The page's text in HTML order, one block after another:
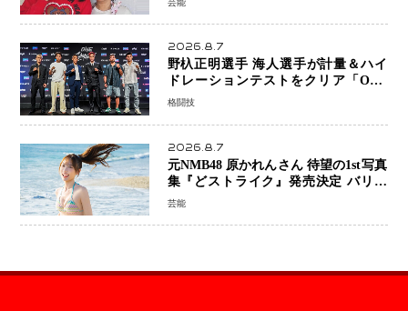
芸能
2026.8.7
野杁正明選手 海人選手が計量＆ハイ
ドレーションテストをクリア「ONE
SAMURAI 2」決戦へ万全の準備整う
格闘技
2026.8.7
元NMB48 原かれんさん 待望の1st写真
集『どストライク』発売決定 バリで
魅せる25歳の新境地
芸能